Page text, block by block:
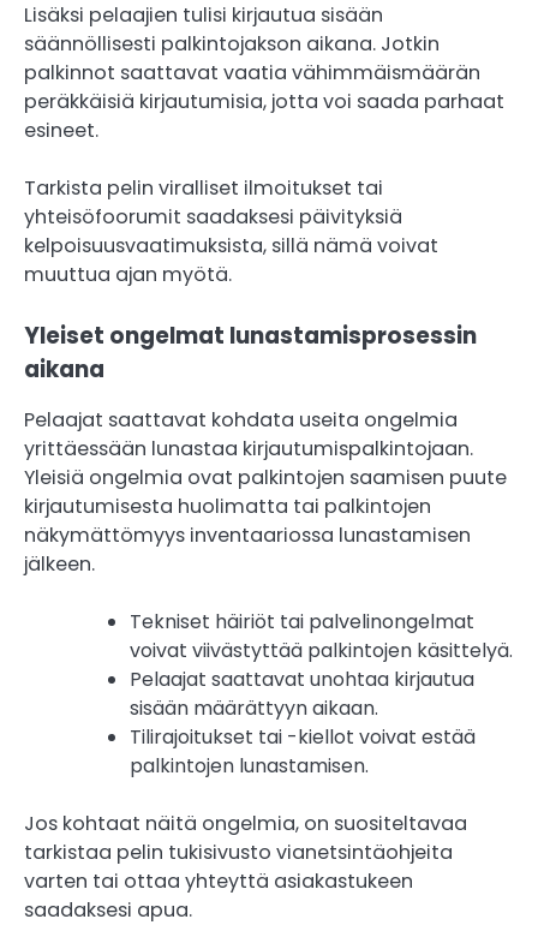
Lisäksi pelaajien tulisi kirjautua sisään
säännöllisesti palkintojakson aikana. Jotkin
palkinnot saattavat vaatia vähimmäismäärän
peräkkäisiä kirjautumisia, jotta voi saada parhaat
esineet.
Tarkista pelin viralliset ilmoitukset tai
yhteisöfoorumit saadaksesi päivityksiä
kelpoisuusvaatimuksista, sillä nämä voivat
muuttua ajan myötä.
Yleiset ongelmat lunastamisprosessin
aikana
Pelaajat saattavat kohdata useita ongelmia
yrittäessään lunastaa kirjautumispalkintojaan.
Yleisiä ongelmia ovat palkintojen saamisen puute
kirjautumisesta huolimatta tai palkintojen
näkymättömyys inventaariossa lunastamisen
jälkeen.
Tekniset häiriöt tai palvelinongelmat
voivat viivästyttää palkintojen käsittelyä.
Pelaajat saattavat unohtaa kirjautua
sisään määrättyyn aikaan.
Tilirajoitukset tai -kiellot voivat estää
palkintojen lunastamisen.
Jos kohtaat näitä ongelmia, on suositeltavaa
tarkistaa pelin tukisivusto vianetsintäohjeita
varten tai ottaa yhteyttä asiakastukeen
saadaksesi apua.